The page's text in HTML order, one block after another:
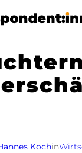
Kochin